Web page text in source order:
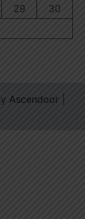
29
30
Ascendoor